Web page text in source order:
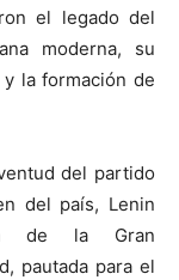
el legado del
moderna, su
la formación de
del partido
del país, Lenin
de la Gran
pautada para el